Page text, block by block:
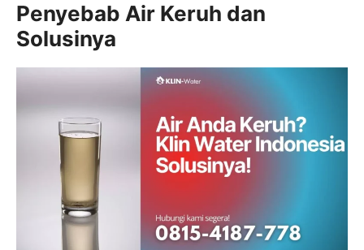
Penyebab Air Keruh dan
Solusinya